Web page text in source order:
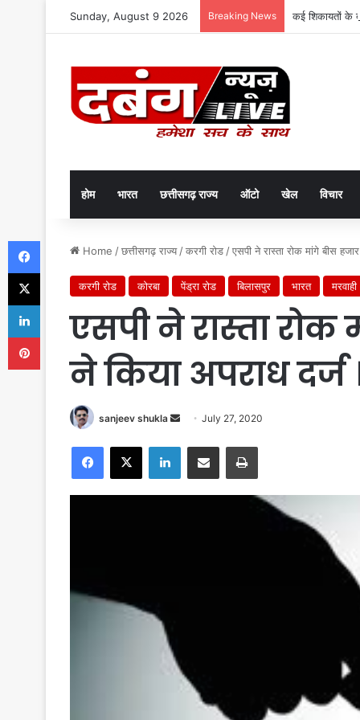
Sunday, August 9 2026 Breaking News कई शिकायतों के
होम भारत छत्तीसगढ़ राज्य ऑटो खेल विचार
Home /छत्तीसगढ़ राज्य /करगी रोड /एसपी ने रास्ता रोक मांगे बीस
करगी रोड कोरबा पेंड्रा रोड बिलासपुर भारत मरवाही
एसपी ने रास्ता
ने किया अपराध दर्ज
sanjeev shukla
Send
email
July 27, 2020
Facebook
X LinkedInShare via Email Print
Facebook
X
LinkedIn
Pinterest